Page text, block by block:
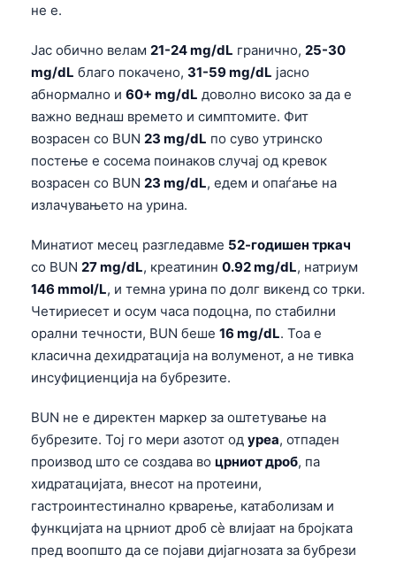
не е.
Јас обично велам 21-24 mg/dL гранично, 25-30
mg/dL благо покачено, 31-59 mg/dL јасно
абнормално и 60+ mg/dL доволно високо за да е
важно веднаш времето и симптомите. Фит
возрасен со BUN 23 mg/dL по суво утринско
постење е сосема поинаков случај од кревок
возрасен со BUN 23 mg/dL, едем и опаѓање на
излачувањето на урина.
Минатиот месец разгледавме 52-годишен тркач
со BUN 27 mg/dL, креатинин 0.92 mg/dL, натриум
146 mmol/L, и темна урина по долг викенд со трки.
Четириесет и осум часа подоцна, по стабилни
орални течности, BUN беше 16 mg/dL. Тоа е
класична дехидратација на волуменот, а не тивка
инсуфициенција на бубрезите.
BUN не е директен маркер за оштетување на
бубрезите. Тој го мери азотот од уреа, отпаден
производ што се создава во црниот дроб, па
хидратацијата, внесот на протеини,
гастроинтестинално крварење, катаболизам и
функцијата на црниот дроб сè влијаат на бројката
пред воопшто да се појави дијагнозата за бубрези